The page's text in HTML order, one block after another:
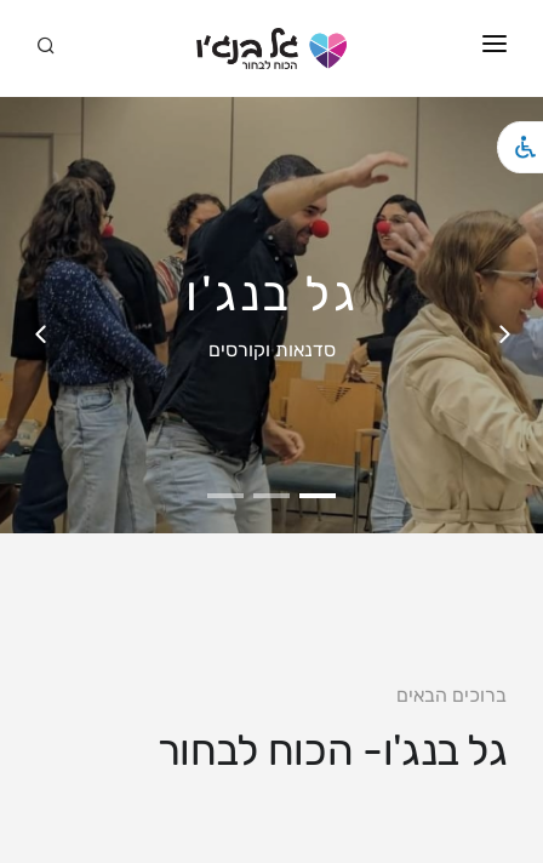
סמארט דייט
ראשי
מידע
סדנאות
המלצות
סדנאות לגברים גאים
סרטונים
מאמרים
שירים
גל בנג'ו
סדנאות וקורסים
ברוכים הבאים
גל בנג'ו- הכוח לבחור